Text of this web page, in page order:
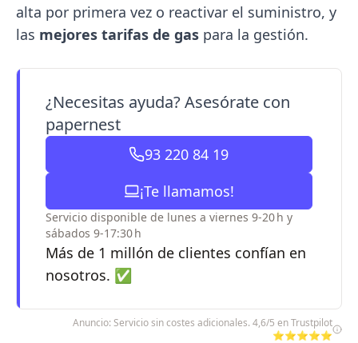
alta por primera vez o reactivar el suministro, y
las mejores tarifas de gas para la gestión.
¿Necesitas ayuda? Asesórate con
papernest
93 220 84 19
¡Te llamamos!
Servicio disponible de lunes a viernes 9-20 h y
sábados 9-17:30 h
Más de 1 millón de clientes confían en
nosotros. ✅
Anuncio: Servicio sin costes adicionales. 4,6/5 en Trustpilot
⭐⭐⭐⭐⭐